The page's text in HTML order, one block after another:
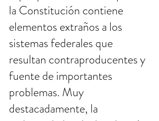
la Constitución contiene
elementos extraños a los
sistemas federales que
resultan contraproducentes y
fuente de importantes
problemas. Muy
destacadamente, la